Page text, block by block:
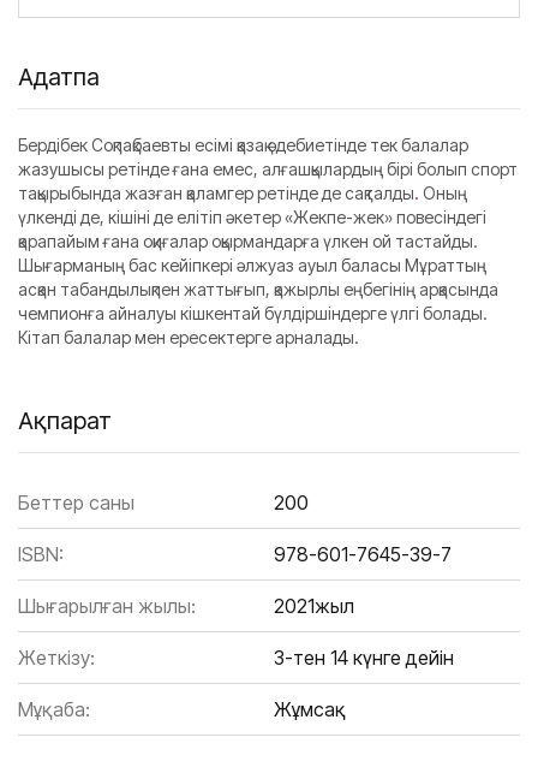
Аңдатпа
Бердібек Соқпақбаевты есімі қазақ әдебиетінде тек балалар
жазушысы ретінде ғана емес, алғашқылардың бірі болып спорт
тақырыбында жазған қаламгер ретінде де сақталды. Оның
үлкенді де, кішіні де елітіп әкетер «Жекпе-жек» повесіндегі
қарапайым ғана оқиғалар оқырмандарға үлкен ой тастайды.
Шығарманың бас кейіпкері әлжуаз ауыл баласы Мұраттың
асқан табандылықпен жаттығып, қажырлы еңбегінің арқасында
чемпионға айналуы кішкентай бүлдіршіндерге үлгі болады.
Кітап балалар мен ересектерге арналады.
Ақпарат
Беттер саны 200
ISBN: 978-601-7645-39-7
Шығарылған жылы: 2021жыл
Жеткізу: 3-тен 14 күнге дейін
Мұқаба: Жұмсақ